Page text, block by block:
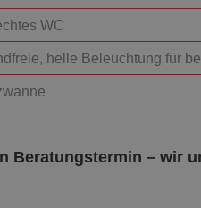
WC
helle Beleuchtung für
Beratungstermin – wir